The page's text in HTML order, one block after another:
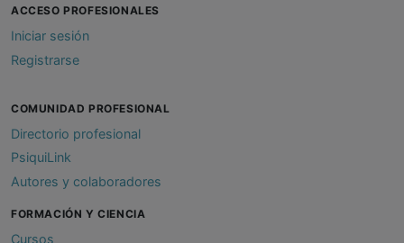
ACCESO PROFESIONALES
Iniciar sesión
Registrarse
COMUNIDAD PROFESIONAL
Directorio profesional
PsiquiLink
Autores y colaboradores
FORMACIÓN Y CIENCIA
Cursos